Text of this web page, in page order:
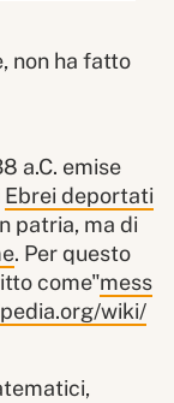
non ha fatto
a.C. emise
Ebrei deportati
patria, ma di
. Per questo
come"mess
wiki/